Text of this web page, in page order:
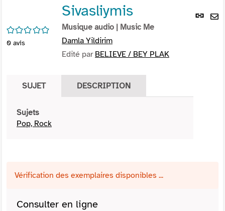
Lien
/5
0 avis
Sivasliymis
Musique audio | Music Me
Damla Yildirim
Edité par BELIEVE / BEY PLAK
SUJET DESCRIPTION
Sujets
Pop, Rock
Vérification des exemplaires disponibles ...
Consulter en ligne